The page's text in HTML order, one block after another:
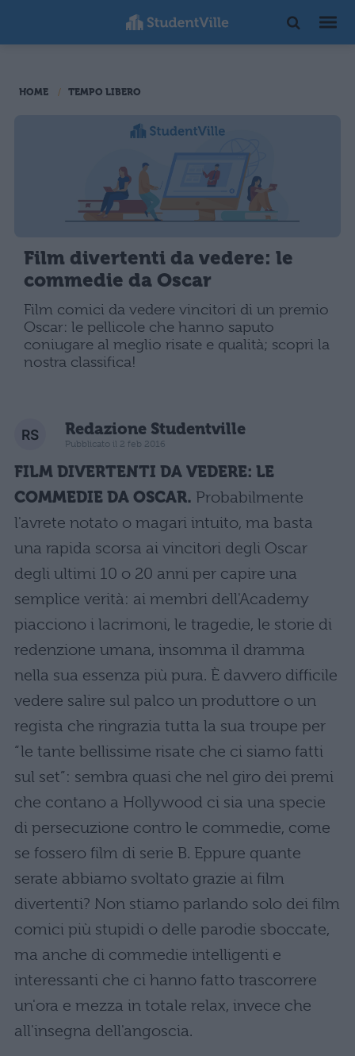
HOME TEMPO LIBERO
Film divertenti da vedere: le
commedie da Oscar
Film comici da vedere vincitori di un premio
Oscar: le pellicole che hanno saputo
coniugare al meglio risate e qualità; scopri la
nostra classifica!
Redazione Studentville
Pubblicato il 2 feb 2016
FILM DIVERTENTI DA VEDERE: LE
COMMEDIE DA OSCAR. Probabilmente
l'avrete notato o magari intuito, ma basta
una rapida scorsa ai vincitori degli Oscar
degli ultimi 10 o 20 anni per capire una
semplice verità: ai membri dell'Academy
piacciono i lacrimoni, le tragedie, le storie di
redenzione umana, insomma il dramma
nella sua essenza più pura. È davvero difficile
vedere salire sul palco un produttore o un
regista che ringrazia tutta la sua troupe per
“le tante bellissime risate che ci siamo fatti
sul set”: sembra quasi che nel giro dei premi
che contano a Hollywood ci sia una specie
di persecuzione contro le commedie, come
se fossero film di serie B. Eppure quante
serate abbiamo svoltato grazie ai film
divertenti? Non stiamo parlando solo dei film
comici più stupidi o delle parodie sboccate,
ma anche di commedie intelligenti e
interessanti che ci hanno fatto trascorrere
un'ora e mezza in totale relax, invece che
all'insegna dell'angoscia.